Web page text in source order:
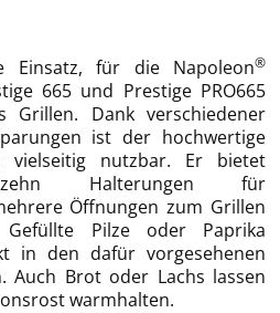
Einsatz, für die Napoleon®
665 und Prestige PRO665
Grillen. Dank verschiedener
ist der hochwertige
vielseitig nutzbar. Er bietet
Halterungen für
Öffnungen zum Grillen
Gefüllte Pilze oder Paprika
in den dafür vorgesehenen
Auch Brot oder Lachs lassen
warmhalten.